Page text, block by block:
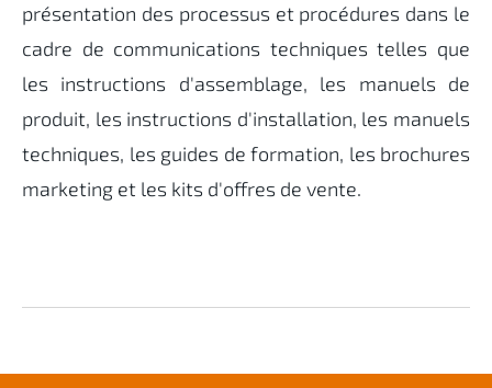
présentation des processus et procédures dans le
cadre de communications techniques telles que
les instructions d'assemblage, les manuels de
produit, les instructions d'installation, les manuels
techniques, les guides de formation, les brochures
marketing et les kits d'offres de vente.